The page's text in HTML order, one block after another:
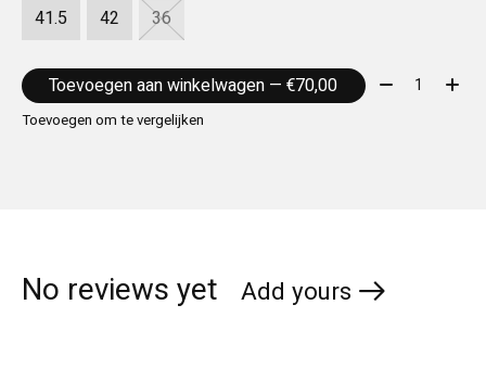
41.5
42 36
Toevoegen aan winkelwagen — €70,00 Aantal:
Toevoegen om te vergelijken
No reviews yet Add yours